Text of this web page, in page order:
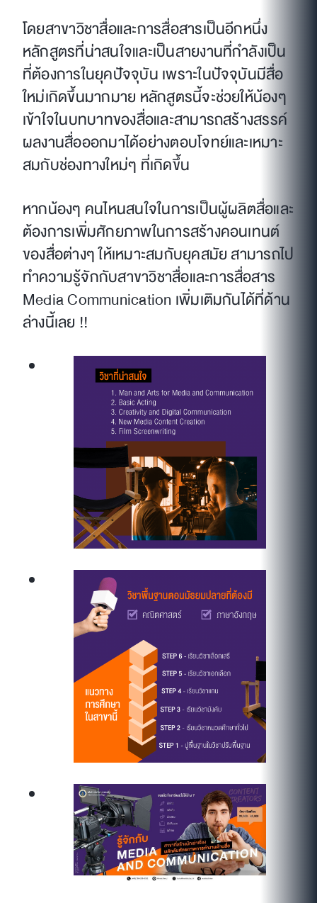
โดยสาขาวิชาสื่อและการสื่อสารเป็นอีกหนึ่ง
หลักสูตรที่น่าสนใจและเป็นสายงานที่กำลังเป็น
ที่ต้องการในยุคปัจจุบัน เพราะในปัจจุบันมีสื่อ
ใหม่เกิดขึ้นมากมาย หลักสูตรนี้จะช่วยให้น้องๆ
เข้าใจในบทบาทของสื่อและสามารถสร้างสรรค์
ผลงานสื่อออกมาได้อย่างตอบโจทย์และเหมาะ
สมกับช่องทางใหม่ๆ ที่เกิดขึ้น
หากน้องๆ คนไหนสนใจในการเป็นผู้ผลิตสื่อและ
ต้องการเพิ่มศักยภาพในการสร้างคอนเทนต์
ของสื่อต่างๆ ให้เหมาะสมกับยุคสมัย สามารถไป
ทำความรู้จักกับสาขาวิชาสื่อและการสื่อสาร
Media Communication เพิ่มเติมกันได้ที่ด้าน
ล่างนี้เลย !!